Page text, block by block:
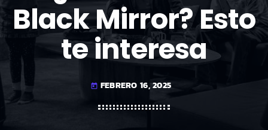
Black Mirror? Esto
te interesa
today FEBRERO 16, 2025